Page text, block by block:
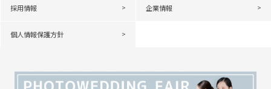
採用情報 企業情報
個人情報保護方針